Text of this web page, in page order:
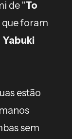
de "To
que foram
Yabuki
estão
sem